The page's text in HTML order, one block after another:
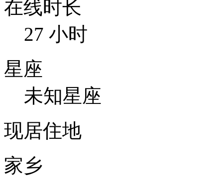
在线时长
27 小时
星座
未知星座
现居住地
家乡